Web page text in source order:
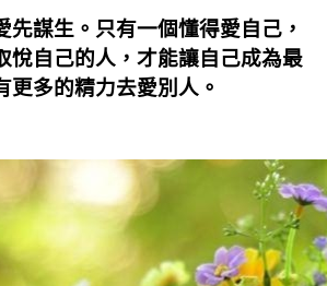
先謀生。只有一個懂得愛自己，
悅自己的人，才能讓自己成為最
更多的精力去愛別人。